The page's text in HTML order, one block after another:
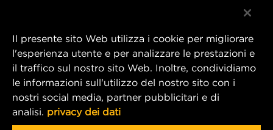
MANN+HUMMEL FT Poland
ul. Wrocławska 145,
63-800 GOSTYŃ, POLAND
Tel. +48 65 572 89 00
E-mail:info@mann-hummel.com
Il presente sito Web utilizza i cookie per migliorare
l'esperienza utente e per analizzare le prestazioni e
il traffico sul nostro sito Web. Inoltre, condividiamo
le informazioni sull'utilizzo del nostro sito con i
nostri social media, partner pubblicitari e di
analisi. privacy dei dati